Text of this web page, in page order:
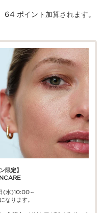
64 ポイント加算されます。
限定】​​
(水)10:00～
なります。